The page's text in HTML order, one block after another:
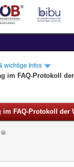
wichtige Infos
im FAQ-Protokoll
im FAQ-Protokoll der